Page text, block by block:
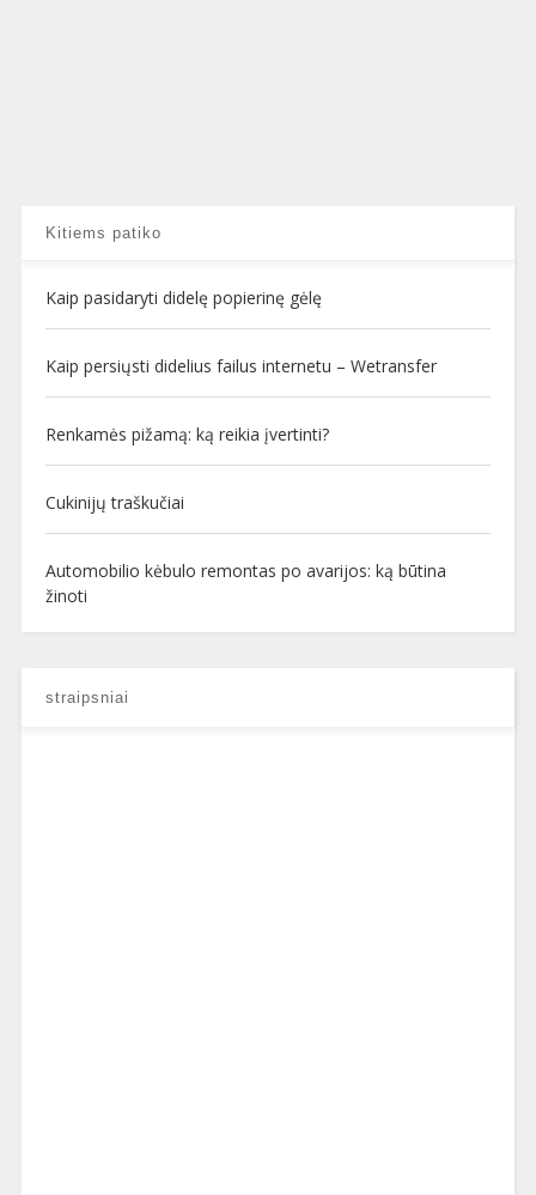
Kitiems patiko
Kaip pasidaryti didelę popierinę gėlę
Kaip persiųsti didelius failus internetu – Wetransfer
Renkamės pižamą: ką reikia įvertinti?
Cukinijų traškučiai
Automobilio kėbulo remontas po avarijos: ką būtina
žinoti
straipsniai